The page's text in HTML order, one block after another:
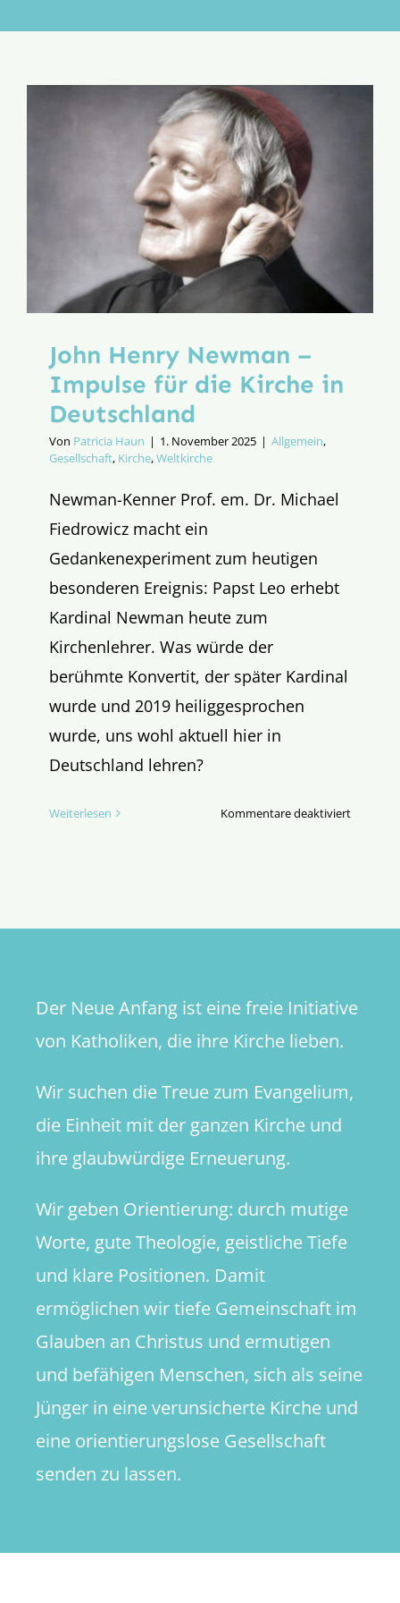
Aktion
John Henry Newman –
Impulse für die Kirche in
Deutschland
Von Patricia Haun | 1. November 2025 | Allgemein,
Gesellschaft, Kirche,Weltkirche
Newman-Kenner Prof. em. Dr. Michael
Fiedrowicz macht ein
Gedankenexperiment zum heutigen
besonderen Ereignis: Papst Leo erhebt
Kardinal Newman heute zum
Kirchenlehrer. Was würde der
berühmte Konvertit, der später Kardinal
wurde und 2019 heiliggesprochen
wurde, uns wohl aktuell hier in
Deutschland lehren?
Weiterlesen Kommentare deaktiviertfür
in
Der Neue Anfang ist eine freie Initiative
von Katholiken, die ihre Kirche lieben.
Wir suchen die Treue zum Evangelium,
die Einheit mit der ganzen Kirche und
ihre glaubwürdige Erneuerung.
Wir geben Orientierung: durch mutige
Worte, gute Theologie, geistliche Tiefe
und klare Positionen. Damit
ermöglichen wir tiefe Gemeinschaft im
Glauben an Christus und ermutigen
und befähigen Menschen, sich als seine
Jünger in eine verunsicherte Kirche und
eine orientierungslose Gesellschaft
senden zu lassen.